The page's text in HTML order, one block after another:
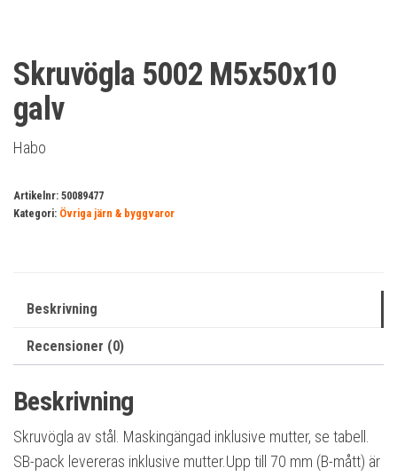
Skruvögla 5002 M5x50x10
galv
Habo
Artikelnr: 50089477
Kategori: Övriga järn & byggvaror
Beskrivning
Recensioner (0)
Beskrivning
Skruvögla av stål. Maskingängad inklusive mutter, se tabell.
SB-pack levereras inklusive mutter.Upp till 70 mm (B-mått) är